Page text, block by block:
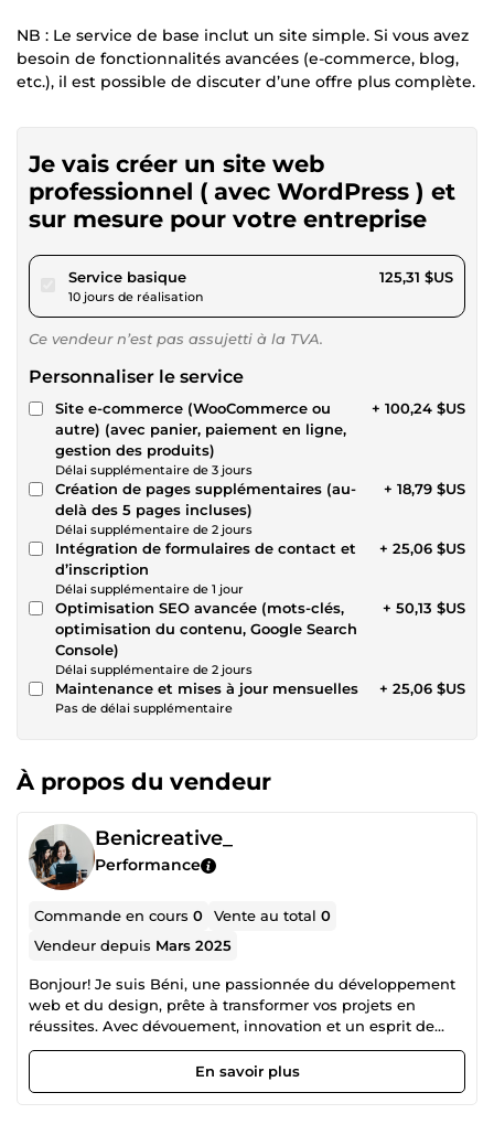
NB : Le service de base inclut un site simple. Si vous avez
besoin de fonctionnalités avancées (e-commerce, blog,
etc.), il est possible de discuter d’une offre plus complète.
Je vais créer un site web
professionnel ( avec WordPress ) et
sur mesure pour votre entreprise
Service basiquepour 115,49 $US
10 jours de réalisation
125,31 $US
Ce vendeur n’est pas assujetti à la TVA.
Personnaliser le service
Site e-commerce (WooCommerce ou
autre) (avec panier, paiement en ligne,
gestion des produits)
Délai supplémentaire de 3 jours
+ 100,24 $US
Création de pages supplémentaires (au-
delà des 5 pages incluses)
Délai supplémentaire de 2 jours
+ 18,79 $US
Intégration de formulaires de contact et
d’inscription
Délai supplémentaire de 1 jour
+ 25,06 $US
Optimisation SEO avancée (mots-clés,
optimisation du contenu, Google Search
Console)
Délai supplémentaire de 2 jours
+ 50,13 $US
Maintenance et mises à jour mensuelles
Pas de délai supplémentaire
+ 25,06 $US
À propos du vendeur
Benicreative_
Performance
Commande en cours0 Vente au total0
Vendeur depuis Mars 2025
Bonjour! Je suis Béni, une passionnée du développement
web et du design, prête à transformer vos projets en
réussites. Avec dévouement, innovation et un esprit de
croissance, travaillons ensemble pour créer quelque chose
En savoir plus